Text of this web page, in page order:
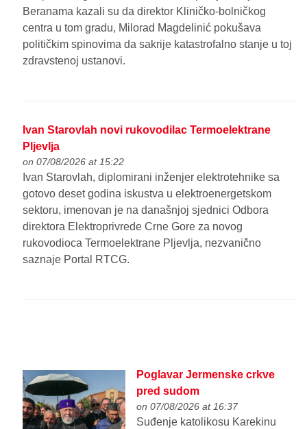
Beranama kazali su da direktor Kliničko-bolničkog
centra u tom gradu, Milorad Magdelinić pokušava
političkim spinovima da sakrije katastrofalno stanje u toj
zdravstenoj ustanovi.
Ivan Starovlah novi rukovodilac Termoelektrane
Pljevlja
on 07/08/2026 at 15:22
Ivan Starovlah, diplomirani inženjer elektrotehnike sa
gotovo deset godina iskustva u elektroenergetskom
sektoru, imenovan je na današnjoj sjednici Odbora
direktora Elektroprivrede Crne Gore za novog
rukovodioca Termoelektrane Pljevlja, nezvanično
saznaje Portal RTCG.
Poglavar Jermenske crkve
pred sudom
on 07/08/2026 at 16:37
Suđenje katolikosu Karekinu